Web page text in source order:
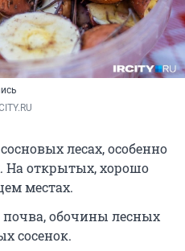
лесах, особенно
На открытых, хорошо
местах.
почва, обочины лесных
сосенок.